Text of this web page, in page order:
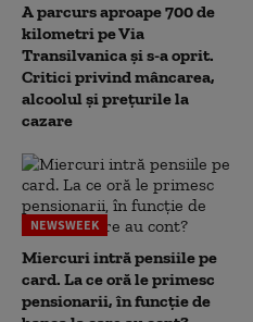
A parcurs aproape 700 de
kilometri pe Via
Transilvanica și s-a oprit.
Critici privind mâncarea,
alcoolul și prețurile la
cazare
NEWSWEEK
Miercuri intră pensiile pe
card. La ce oră le primesc
pensionarii, în funcție de